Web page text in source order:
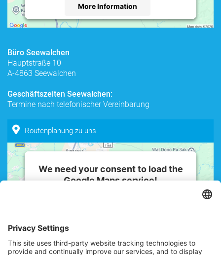
More Information
powered by
Büro Seewalchen
Hauptstraße 10
A-4863 Seewalchen
Geschäftszeiten Seewalchen:
Termine nach telefonischer Vereinbarung
Routenplanung zu uns
We need your consent to load the
Google Maps service!
details and accept the service to see
this map.